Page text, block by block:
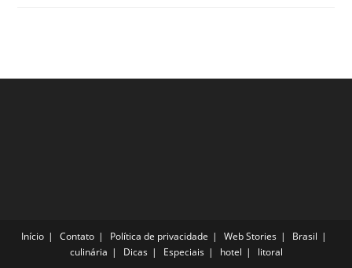
São
Início Contato Política de privacidade Web Stories
Brasil
culinária
Dicas Especiais hotel litoral